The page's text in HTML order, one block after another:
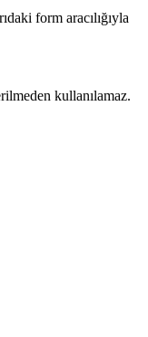
form aracılığıyla
kullanılamaz.